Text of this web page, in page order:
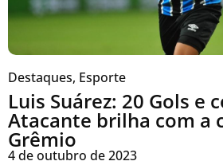
Destaques, Esporte
Luis Suárez: 20 Gols e
Atacante brilha com a
Grêmio
4 de outubro de 2023